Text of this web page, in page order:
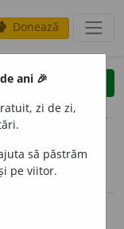
Donează
clear
opțiuni
ani 🎉
zi de zi,
să păstrăm
pe viitor.